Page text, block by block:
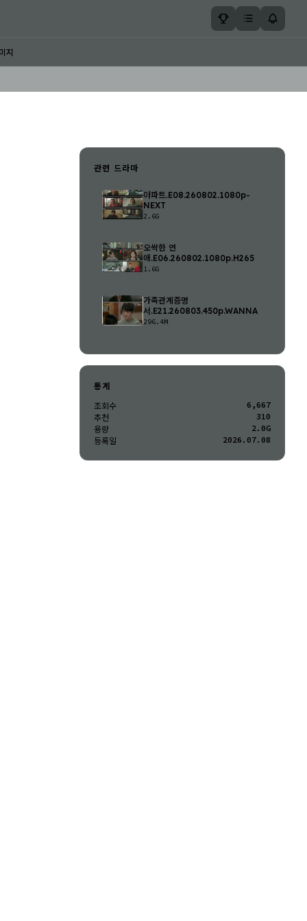
지
관련 드라마
아파트.E08.260802.1080p-
NEXT
2.6G
오싹한 연
애.E06.260802.1080p.H265
1.6G
가족관계증명
서.E21.260803.450p.WANNA
296.4M
통계
조회수
6,667
추천
310
용량
2.0G
등록일
2026.07.08